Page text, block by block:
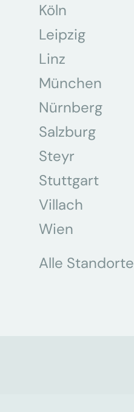
Köln
Leipzig
Linz
München
Nürnberg
Salzburg
Steyr
Stuttgart
Villach
Wien
Alle Standorte